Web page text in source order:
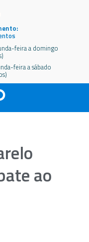
feira a domingo
feira a sábado
ao